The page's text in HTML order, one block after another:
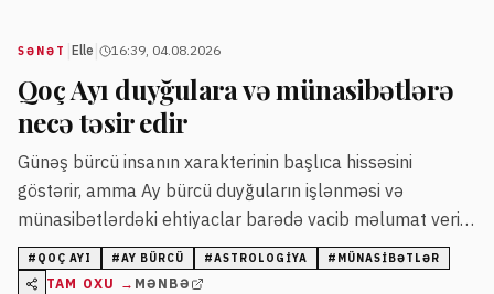
SƏNƏT Elle 16:39, 04.08.2026
Qoç Ayı duyğulara və münasibətlərə
necə təsir edir
Günəş bürcü insanın xarakterinin başlıca hissəsini
göstərir, amma Ay bürcü duyğuların işlənməsi və
münasibətlərdəki ehtiyaclar barədə vacib məlumat verir.
Məqalə Qoç Ayı olanların şəxsiyyət xüsusiyyətləri, sevgi
davranışları və uyğunluqları barədə izah edir.
# QOÇ AYI #AY BÜRCÜ #ASTROLOGIYA # MÜNASIBƏTLƏR
TAM OXU → MƏNBƏ